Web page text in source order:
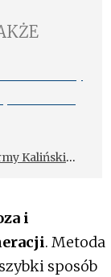
Kaliński
i
. Metoda
sposób